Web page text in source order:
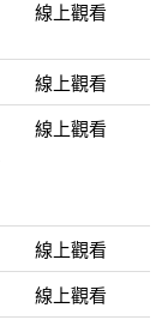
線上觀看
線上觀看
線上觀看
線上觀看
線上觀看